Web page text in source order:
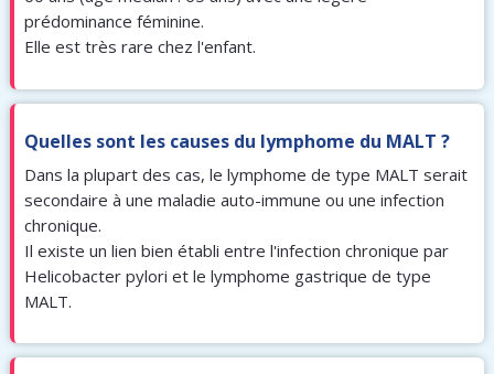
prédominance féminine.
Elle est très rare chez l'enfant.
Quelles sont les causes du lymphome du MALT ?
Dans la plupart des cas, le lymphome de type MALT serait
secondaire à une maladie auto-immune ou une infection
chronique.
Il existe un lien bien établi entre l'infection chronique par
Helicobacter pylori et le lymphome gastrique de type
MALT.